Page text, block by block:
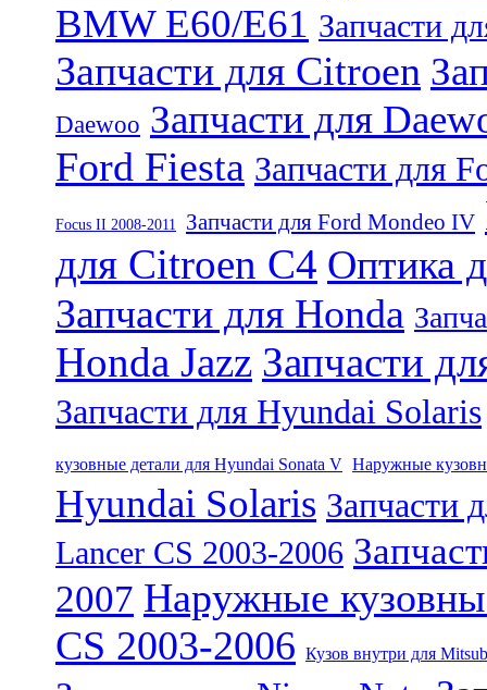
BMW E60/E61 Запчасти
Запчасти для Citroen
Daewoo Запчасти для
Ford Fiesta Запчасти для
Focus II 2008-2011 Запчасти для Ford Mondeo IV
для Citroen C4 Оптика
Запчасти для Honda
Honda Jazz Запчасти
Запчасти для Hyundai Solaris
кузовные детали для Hyundai Sonata V Наружные
Hyundai Solaris Запчасти
Lancer CS 2003-2006
2007 Наружные
CS 2003-2006 Кузов внутри для